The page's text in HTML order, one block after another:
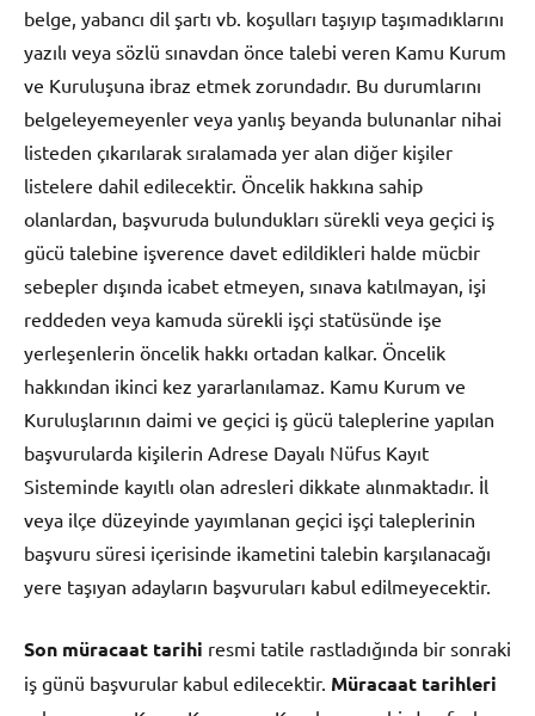
belge, yabancı dil şartı vb. koşulları taşıyıp taşımadıklarını
yazılı veya sözlü sınavdan önce talebi veren Kamu Kurum
ve Kuruluşuna ibraz etmek zorundadır. Bu durumlarını
belgeleyemeyenler veya yanlış beyanda bulunanlar nihai
listeden çıkarılarak sıralamada yer alan diğer kişiler
listelere dahil edilecektir. Öncelik hakkına sahip
olanlardan, başvuruda bulundukları sürekli veya geçici iş
gücü talebine işverence davet edildikleri halde mücbir
sebepler dışında icabet etmeyen, sınava katılmayan, işi
reddeden veya kamuda sürekli işçi statüsünde işe
yerleşenlerin öncelik hakkı ortadan kalkar. Öncelik
hakkından ikinci kez yararlanılamaz. Kamu Kurum ve
Kuruluşlarının daimi ve geçici iş gücü taleplerine yapılan
başvurularda kişilerin Adrese Dayalı Nüfus Kayıt
Sisteminde kayıtlı olan adresleri dikkate alınmaktadır. İl
veya ilçe düzeyinde yayımlanan geçici işçi taleplerinin
başvuru süresi içerisinde ikametini talebin karşılanacağı
yere taşıyan adayların başvuruları kabul edilmeyecektir.
Son müracaat tarihi resmi tatile rastladığında bir sonraki
iş günü başvurular kabul edilecektir. Müracaat tarihleri